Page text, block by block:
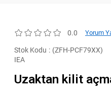
0.0 Yorum
Stok Kodu
(ZFH-PCF79XX)
IEA
Uzaktan kilit